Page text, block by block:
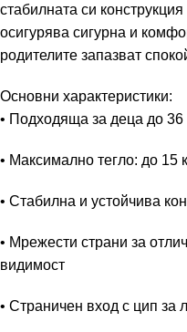
стабилната си
осигурява сигурна и
родителите запазват
Основни характеристики:
• Подходяща за деца до 36
• Максимално тегло: до 15
• Стабилна и устойчива
• Мрежести страни за
видимост
• Страничен вход с цип за